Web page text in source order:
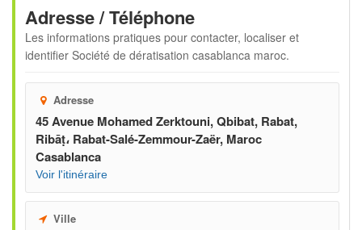
Adresse / Téléphone
Les informations pratiques pour contacter, localiser et
identifier Société de dératisation casablanca maroc.
Adresse
45 Avenue Mohamed Zerktouni, Qbibat, Rabat,
Ribāṭ، Rabat-Salé-Zemmour-Zaër, Maroc
Casablanca
Voir l'itinéraire
Ville